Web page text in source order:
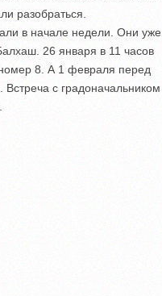
разобраться.
в начале недели. Они уже
26 января в 11 часов
8. А 1 февраля перед
с градоначальником